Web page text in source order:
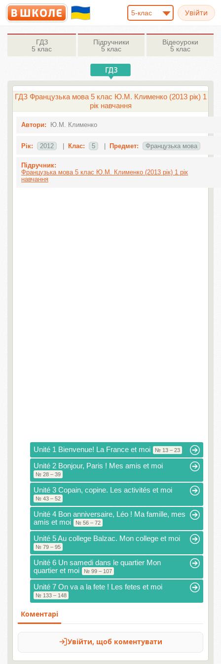
5-клас
ГДЗ
5 клас
Підручники
5 клас
Відеоуроки
5 клас
ГДЗ Французька мова 5 клас Ю.М. Клименко (2013 рік) 1
рік навчання
Автори: Ю.М. Клименко
Рік: 2012 Клас: 5 Предмет: Французька мова
Підручник:
Французька мова 5 клас Ю.М. Клименко (2013 рік) 1 рік
навчання
Unité 1 Bienvenue! La France et moi № 13 – 23
Unité 2 Bonjour, Paris ! Mes amis et moi
№ 28 – 39
Unité 3 Copain, copine. Les activités et moi
№ 43 – 52
Unité 4 Bon anniversaire, Léo ! Ma famille, mes
amis et moi
№ 56 – 72
Unité 5 Au college Balzac. Mon college et moi
№ 79 – 95
Unité 6 Un samedi dans le quartier Mon
quartier et moi
№ 99 – 107
Unité 7 On va a la fete ! Les fetes et moi
№ 133 – 148